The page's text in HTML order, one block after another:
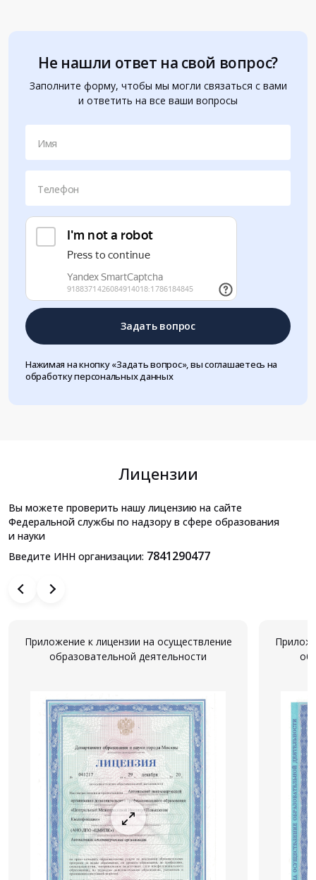
Не нашли ответ на свой вопрос?
Заполните форму, чтобы мы могли связаться с вами
и ответить на все ваши вопросы
Имя
Телефон
Задать вопрос
Нажимая на кнопку «Задать вопрос», вы соглашаетесь на
обработку персональных данных
Лицензии
Вы можете проверить нашу лицензию на сайте
Федеральной службы по надзору в сфере образования
и науки
Введите ИНН организации: 7841290477
Приложение к лицензии на осуществление
образовательной деятельности